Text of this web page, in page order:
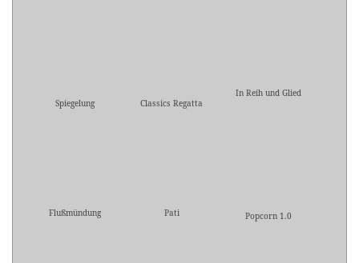
Spiegelung Classics Regatta
In Reih und Glied
Flußmündung Pati Popcorn 1.0